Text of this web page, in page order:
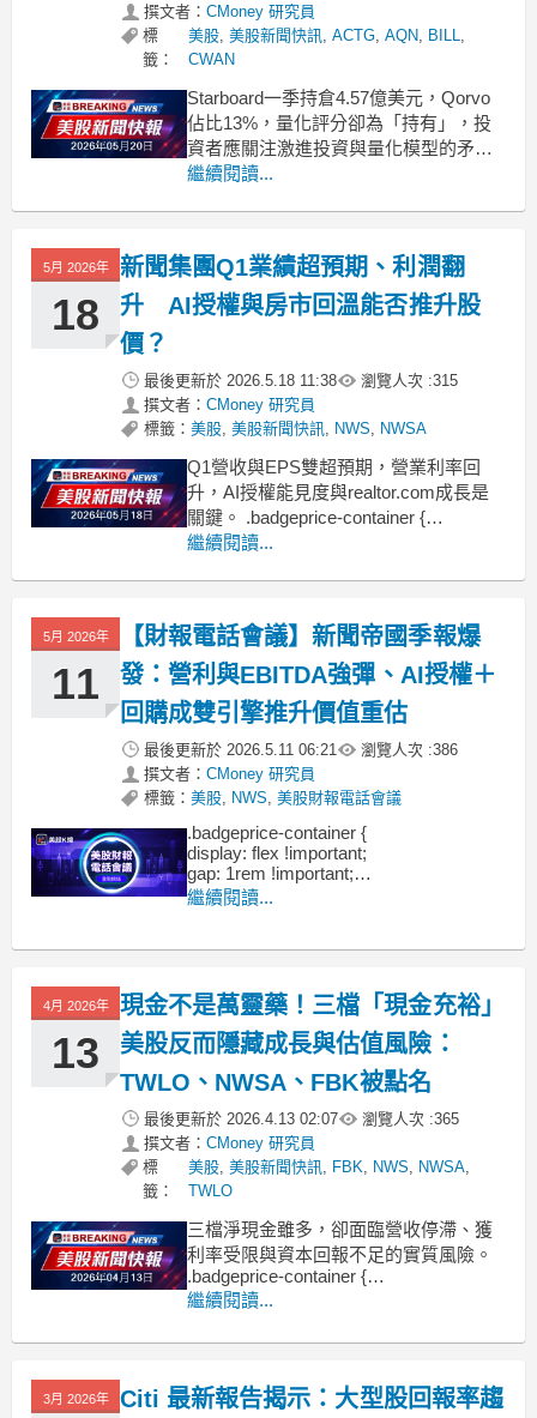
撰文者： CMoney 研究員
標
籤：
美股,美股新聞快訊,ACTG,AQN, BILL,
CWAN
Starboard一季持倉4.57億美元，Qorvo
佔比13%，量化評分卻為「持有」，投
資者應關注激進投資與量化模型的矛盾
風險。 .badgeprice-container {
gap: 1rem !import
繼續閱讀...
5月 2026年
18
新聞集團Q1業績超預期、利潤翻
升 AI授權與房市回溫能否推升股
價？
最後更新於 2026.5.18 11:38 瀏覽人次 :315
撰文者： CMoney 研究員
標籤： 美股, 美股新聞快訊, NWS, NWSA
Q1營收與EPS雙超預期，營業利率回
升，AI授權能見度與realtor.com成長是
關鍵。 .badgeprice-container {
display: flex !important;
flex-
繼續閱讀...
5月 2026年
11
【財報電話會議】新聞帝國季報爆
發：營利與EBITDA強彈、AI授權＋
回購成雙引擎推升價值重估
最後更新於 2026.5.11 06:21 瀏覽人次 :386
撰文者： CMoney 研究員
標籤： 美股, NWS, 美股財報電話會議
.badgeprice-container {
display: flex !important;
gap: 1rem !important;
flex-wrap: wrap !important; /* 自動換行 */
繼續閱讀...
4月 2026年
13
現金不是萬靈藥！三檔「現金充裕」
美股反而隱藏成長與估值風險：
TWLO、NWSA、FBK被點名
最後更新於 2026.4.13 02:07 瀏覽人次 :365
撰文者： CMoney 研究員
標
籤：
美股, 美股新聞快訊, FBK, NWS, NWSA,
TWLO
三檔淨現金雖多，卻面臨營收停滯、獲
利率受限與資本回報不足的實質風險。
.badgeprice-container {
display: flex !important;
繼續閱讀...
3月 2026年
Citi 最新報告揭示：大型股回報率趨